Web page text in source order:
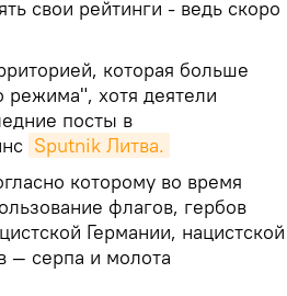
свои рейтинги - ведь скоро
которая больше
режима", хотя деятели
посты в
Sputnik Литва.
которому во время
флагов, гербов
Германии, нацистской
— серпа и молота